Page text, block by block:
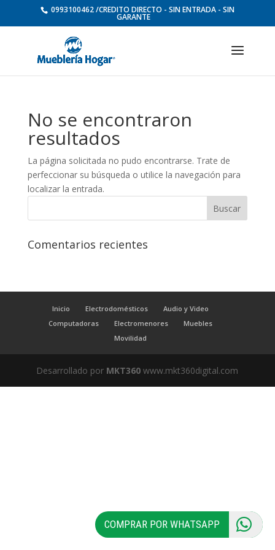
0993100462 /CREDITO DIRECTO - SIN ENTRADA - SIN
GARANTE
No se encontraron
resultados
La página solicitada no pudo encontrarse. Trate de
perfeccionar su búsqueda o utilice la navegación para
localizar la entrada.
Comentarios recientes
Inicio Electrodomésticos
Audio y Video
Computadoras
Electromenores
Muebles
Movilidad
Desarrollado por MKT360 www.mkt360digital.com
COMPRAR POR WHATSAPP